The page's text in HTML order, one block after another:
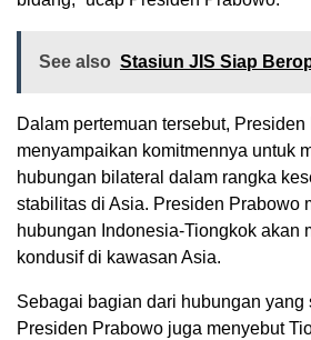
See also Stasiun JIS Siap
Dalam pertemuan tersebut,
menyampaikan komitmennya untuk
hubungan bilateral dalam rangka
stabilitas di Asia. Presiden Prabowo
hubungan Indonesia-Tiongkok akan
kondusif di kawasan Asia.
Sebagai bagian dari hubungan yang
Presiden Prabowo juga menyebut